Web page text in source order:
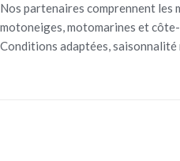
Nos partenaires comprennent les
motoneiges, motomarines et
Conditions adaptées, saisonnalité